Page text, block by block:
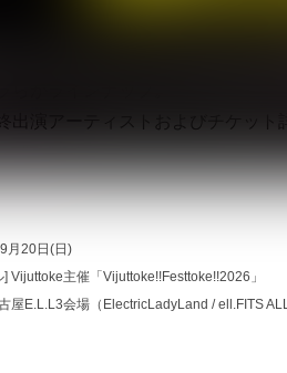
出演アーティストおよびチケット
月20日(日)
] Vijuttoke主催「Vijuttoke!!Festtoke!!2026」
屋E.L.L3会場（ElectricLadyLand / ell.FITS